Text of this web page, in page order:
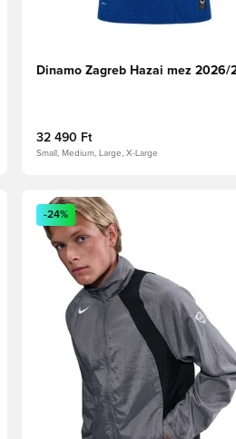
Dinamo Zagreb Hazai mez 2026/
32 490 Ft
Small, Medium, Large, X-Large
a tagként való regisztrációhoz
Megnyit egy modált a
-24%